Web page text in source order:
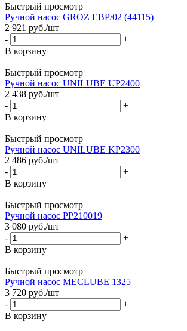
Быстрый просмотр
Ручной насос GROZ EBP/02 (44115)
2 921 руб./шт
-
+
В корзину
Быстрый просмотр
Ручной насос UNILUBE UP2400
2 438 руб./шт
-
+
В корзину
Быстрый просмотр
Ручной насос UNILUBE KP2300
2 486 руб./шт
-
+
В корзину
Быстрый просмотр
Ручной насос PP210019
3 080 руб./шт
-
+
В корзину
Быстрый просмотр
Ручной насос MECLUBE 1325
3 720 руб./шт
-
+
В корзину